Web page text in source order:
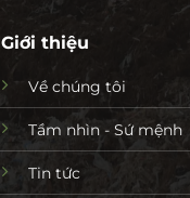
Giới thiệu
Về chúng tôi
Tầm nhìn - Sứ mệnh
Tin tức